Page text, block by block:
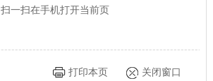
扫一扫在手机打开当前页
打印本页 关闭窗口